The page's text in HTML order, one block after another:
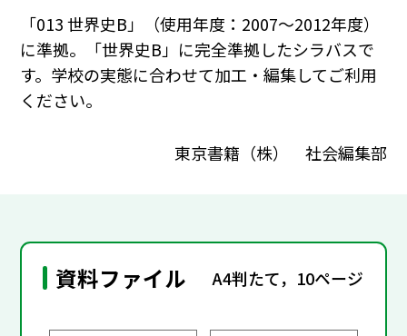
「013 世界史B」（使用年度：2007～2012年度）
に準拠。「世界史B」に完全準拠したシラバスで
す。学校の実態に合わせて加工・編集してご利用
ください｡
東京書籍（株） 社会編集部
資料ファイル A4判たて，10ページ